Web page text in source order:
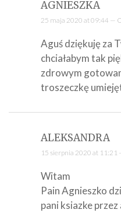
AGNIESZKA
25 maja 2020 at 09:44 —
Aguś dziękuję za
chciałabym tak
zdrowym
troszeczkę
ALEKSANDRA
15 sierpnia 2020 at 11:21
Witam
Pain Agnieszko
pani ksiazke